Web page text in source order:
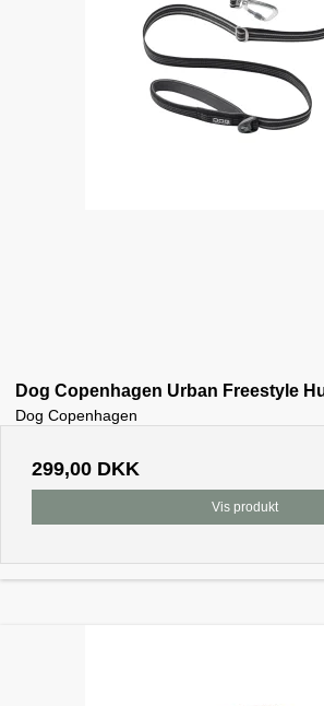
Dog Copenhagen Urban Freestyle
Dog Copenhagen
299,00 DKK
Vis produkt